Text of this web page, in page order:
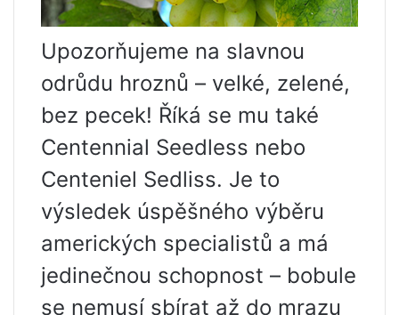
Upozorňujeme na slavnou
odrůdu hroznů – velké, zelené,
bez pecek! Říká se mu také
Centennial Seedless nebo
Centeniel Sedliss. Je to
výsledek úspěšného výběru
amerických specialistů a má
jedinečnou schopnost – bobule
se nemusí sbírat až do mrazu